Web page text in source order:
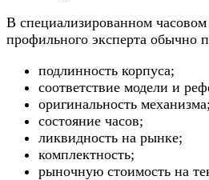
В специализированном
профильного эксперта обычно
подлинность корпуса;
соответствие модели и
оригинальность механизма;
состояние часов;
ликвидность на рынке;
комплектность;
рыночную стоимость на